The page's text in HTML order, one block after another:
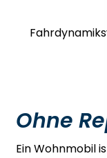
Ohne
Ein Wohnmobil